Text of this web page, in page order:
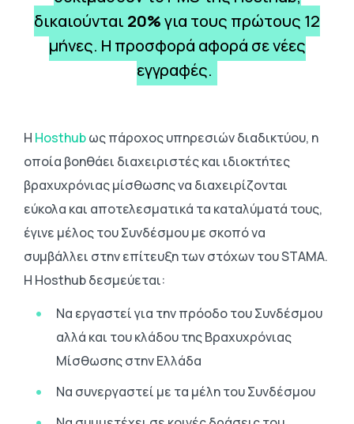
δικαιούνται 20%για τους πρώτους 12
μήνες. Η προσφορά αφορά σε νέες
εγγραφές.
Η Hosthubως πάροχος υπηρεσιών διαδικτύου, η
οποία βοηθάει διαχειριστές και ιδιοκτήτες
βραχυχρόνιας μίσθωσης να διαχειρίζονται
εύκολα και αποτελεσματικά τα καταλύματά τους,
έγινε μέλος του Συνδέσμου με σκοπό να
συμβάλλει στην επίτευξη των στόχων του STAMA.
Η Hosthub δεσμεύεται:
Να εργαστεί για την πρόοδο του Συνδέσμου
αλλά και του κλάδου της Βραχυχρόνιας
Μίσθωσης στην Ελλάδα
Να συνεργαστεί με τα μέλη του Συνδέσμου